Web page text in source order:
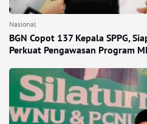
Nasional
BGN Copot 137 Kepala SPPG,
Perkuat Pengawasan Program